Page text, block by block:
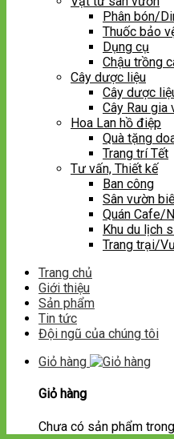
Phân bón/
Thuốc bảo
Dụng cụ
Chậu trồng
Cây dược liệu
Cây dược
Cây Rau gia
Hoa Lan hồ điệp
Quà tặng
Trang trí Tết
Tư vấn, Thiết kế
Ban công
Sân vườn
Quán Cafe/
Khu du lịch
Trang trại/
Trang chủ
Giới thiệu
Sản phẩm
Tin tức
Đội ngũ của chúng tôi
Giỏ hàng
Giỏ hàng
Chưa có sản phẩm